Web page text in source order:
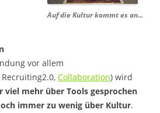
Auf die Kultur kommt es an...
vor allem
Collaboration) wird
viel mehr über Tools gesprochen
immer zu wenig über Kultur.